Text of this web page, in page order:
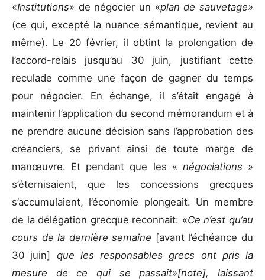
«Institutions» de négocier un «plan de sauvetage»
(ce qui, excepté la nuance sémantique, revient au
même). Le 20 février, il obtint la prolongation de
l’accord-relais jusqu’au 30 juin, justifiant cette
reculade comme une façon de gagner du temps
pour négocier. En échange, il s’était engagé à
maintenir l’application du second mémorandum et à
ne prendre aucune décision sans l’approbation des
créanciers, se privant ainsi de toute marge de
manœuvre. Et pendant que les « négociations »
s’éternisaient, que les concessions grecques
s’accumulaient, l’économie plongeait. Un membre
de la délégation grecque reconnaît: «Ce n’est qu’au
cours de la dernière semaine [avant l’échéance du
30 juin] que les responsables grecs ont pris la
mesure de ce qui se passait»[note], laissant